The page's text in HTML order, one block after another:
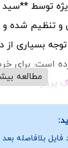
توسط **سید
و تنظیم شده
بسیاری از
است. برای
پروژهباشید.
کتاب نامه
قاجار جلد چهارم
مطالعه
فایل بلافاصله